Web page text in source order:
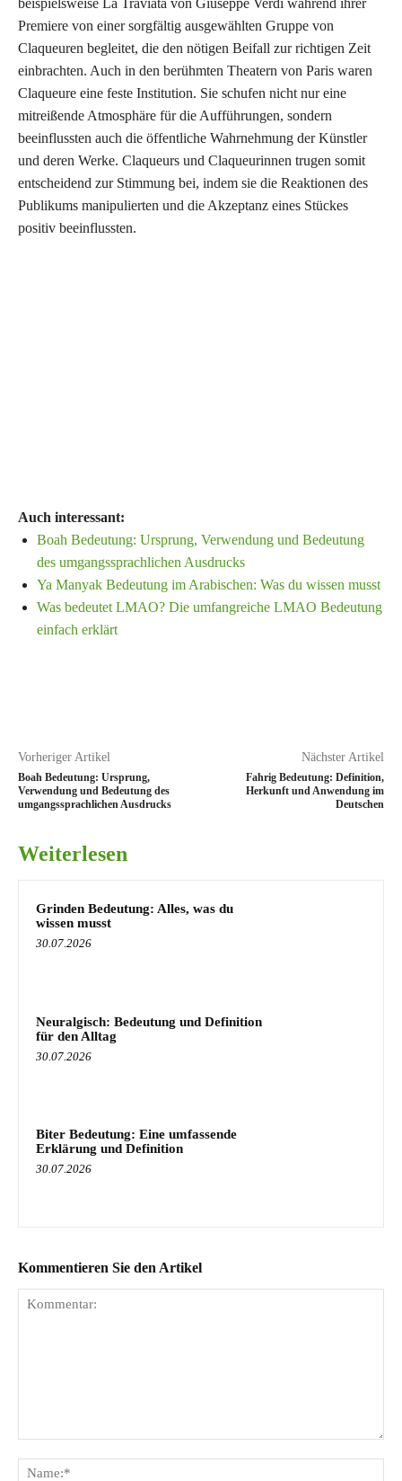
beispielsweise La Traviata von Giuseppe Verdi während ihrer
Premiere von einer sorgfältig ausgewählten Gruppe von
Claqueuren begleitet, die den nötigen Beifall zur richtigen Zeit
einbrachten. Auch in den berühmten Theatern von Paris waren
Claqueure eine feste Institution. Sie schufen nicht nur eine
mitreißende Atmosphäre für die Aufführungen, sondern
beeinflussten auch die öffentliche Wahrnehmung der Künstler
und deren Werke. Claqueurs und Claqueurinnen trugen somit
entscheidend zur Stimmung bei, indem sie die Reaktionen des
Publikums manipulierten und die Akzeptanz eines Stückes
positiv beeinflussten.
Auch interessant:
Boah Bedeutung: Ursprung, Verwendung und Bedeutung
des umgangssprachlichen Ausdrucks
Ya Manyak Bedeutung im Arabischen: Was du wissen musst
Was bedeutet LMAO? Die umfangreiche LMAO Bedeutung
einfach erklärt
Vorheriger Artikel
Boah Bedeutung: Ursprung,
Verwendung und Bedeutung des
umgangssprachlichen Ausdrucks
Nächster Artikel
Fahrig Bedeutung: Definition,
Herkunft und Anwendung im
Deutschen
Weiterlesen
Grinden Bedeutung: Alles, was du
wissen musst
30.07.2026
Neuralgisch: Bedeutung und Definition
für den Alltag
30.07.2026
Biter Bedeutung: Eine umfassende
Erklärung und Definition
30.07.2026
Kommentieren Sie den Artikel